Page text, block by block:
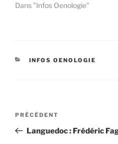
Dans "Infos Oenologie"
CATÉGORIES
INFOS OENOLOGIE
Navigation
l’article
Article
précédent
PRÉCÉDENT
Languedoc : Frédéric